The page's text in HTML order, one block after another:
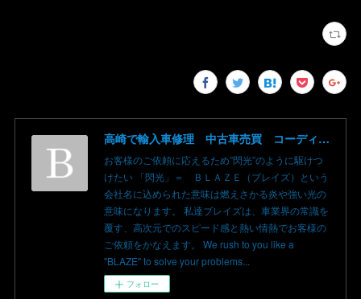
高崎で輸入車修理 中古車売買 コーディングならBLAZE（ブレイズ）へ│BLAZE Total Car Support & Modify in Takasaki Gunma
お客様のご依頼に応えるため”閃光”のように駆けつ
けたい 「閃光」＝ ＢＬＡＺＥ（ブレイズ）という
会社名に込められた意味は燃えさかる炎や強い光の
意味になります。 私達ブレイズは、車業界の常識を
覆す、高次元でのスピード感と熱い情熱でお客様の
ご依頼をかなえます。 We rush to you like a
"BLAZE" to solve your problems...
フォロー